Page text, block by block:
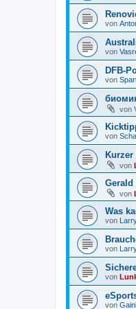
von
von
DFB-
von
von
von
von
von
Was
von
von
von
von